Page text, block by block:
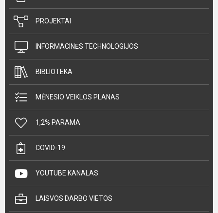
PROJEKTAI
INFORMACINĖS TECHNOLOGIJOS
BIBLIOTEKA
MĖNESIO VEIKLOS PLANAS
1,2% PARAMA
COVID-19
YOUTUBE KANALAS
LAISVOS DARBO VIETOS